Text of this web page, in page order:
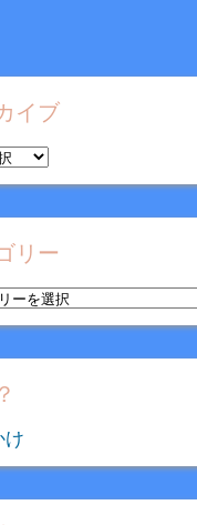
イブ
リー
け